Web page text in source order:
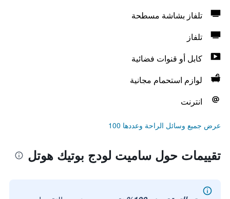
تلفاز بشاشة مسطحة
تلفاز
كابل أو قنوات فضائية
لوازم استحمام مجانية
انترنت
عرض جميع وسائل الراحة وعددها 100
تقييمات حول ساميت لودج بوتيك هوتل